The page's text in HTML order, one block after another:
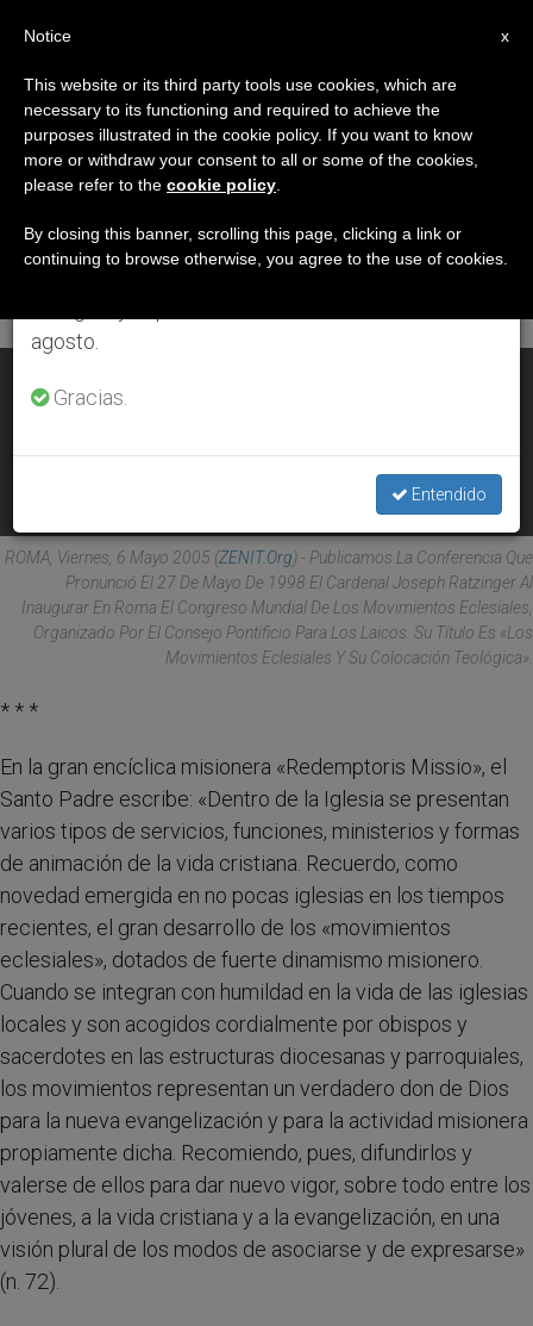
DÍA
Mayo 6th, 2005
ÚLTIMAS NOTICIAS
MAY 06, 2005 00:00
ROMA, Viernes, 6 Mayo 2005 (ZENIT.org).- Publicamos La Conferencia Que
Pronunció El 27 De Mayo De 1998 El Cardenal Joseph Ratzinger Al
Inaugurar En Roma El Congreso Mundial De Los Movimientos Eclesiales,
Organizado Por El Consejo Pontificio Para Los Laicos. Su Título Es «Los
Movimientos Eclesiales Y Su Colocación Teológica».
* * *
En la gran encíclica misionera «Redemptoris Missio», el
Santo Padre escribe: «Dentro de la Iglesia se presentan
varios tipos de servicios, funciones, ministerios y formas
de animación de la vida cristiana. Recuerdo, como
novedad emergida en no pocas iglesias en los tiempos
recientes, el gran desarrollo de los «movimientos
eclesiales», dotados de fuerte dinamismo misionero.
Cuando se integran con humildad en la vida de las iglesias
locales y son acogidos cordialmente por obispos y
sacerdotes en las estructuras diocesanas y parroquiales,
los movimientos representan un verdadero don de Dios
para la nueva evangelización y para la actividad misionera
propiamente dicha. Recomiendo, pues, difundirlos y
valerse de ellos para dar nuevo vigor, sobre todo entre los
jóvenes, a la vida cristiana y a la evangelización, en una
visión plural de los modos de asociarse y de expresarse»
(n. 72).
×
Aviso importante
Del 27 de julio al 7 de agosto haremos la pausa
anual, aprovechando que en el periodo de verano
se generan menos informaciones y también el
agosto.
Gracias.
Entendido
x
Notice
This website or its third party tools use cookies, which are
necessary to its functioning and required to achieve the
purposes illustrated in the cookie policy. If you want to know
more or withdraw your consent to all or some of the cookies,
please refer to the cookie policy
By closing this banner, scrolling this page, clicking a link or
continuing to browse otherwise, you agree to the use of cookies.